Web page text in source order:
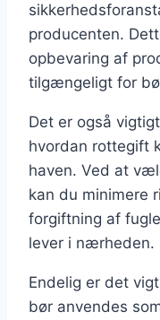
producenten.
opbevaring af
tilgængeligt for
Det er også
hvordan rottegift
haven. Ved at
kan du minimere
forgiftning af
lever i nærheden.
Endelig er det
bør anvendes